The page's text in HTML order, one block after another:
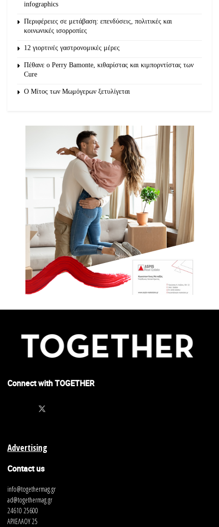
infographics
Περιφέρειες σε μετάβαση: επενδύσεις, πολιτικές και
κοινωνικές ισορροπίες
12 γιορτινές γαστρονομικές μέρες
Πέθανε ο Perry Bamonte, κιθαρίστας και κιμπορντίστας των
Cure
O Μίτος των Μωμόγερων ξετυλίγεται
Connect with TOGETHER
Advertising
Contact us
info@togethermag.gr
ad@togethermag.gr
24610 25600
ΑΡΧΕΛΑΟΥ 25